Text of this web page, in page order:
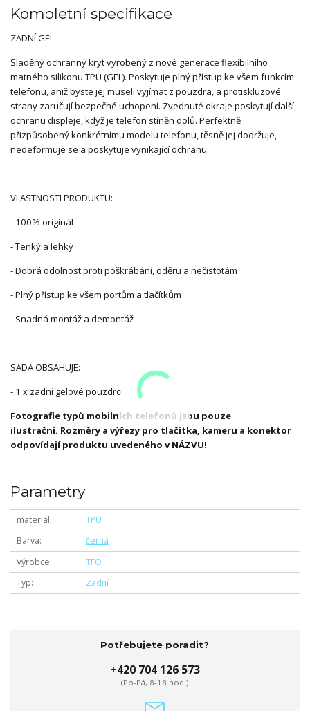
Kompletní specifikace
ZADNÍ GEL
Sladěný ochranný kryt vyrobený z nové generace flexibilního
matného silikonu TPU (GEL). Poskytuje plný přístup ke všem funkcím
telefonu, aniž byste jej museli vyjímat z pouzdra, a protiskluzové
strany zaručují bezpečné uchopení. Zvednuté okraje poskytují další
ochranu displeje, když je telefon stíněn dolů. Perfektně
přizpůsobený konkrétnímu modelu telefonu, těsně jej dodržuje,
nedeformuje se a poskytuje vynikající ochranu.
VLASTNOSTI PRODUKTU:
- 100% originál
- Tenký a lehký
- Dobrá odolnost proti poškrábání, oděru a nečistotám
- Plný přístup ke všem portům a tlačítkům
- Snadná montáž a demontáž
SADA OBSAHUJE:
- 1 x zadní gelové pouzdro
Fotografie typů mobilních telefonů jsou pouze
ilustrační. Rozměry a výřezy pro tlačítka, kameru a konektor
odpovídají produktu uvedeného v NÁZVU!
Parametry
materiál
TPU
Barva
černá
Výrobce
TFO
Typ
Zadní
Potřebujete poradit?
+420 704 126 573
(Po-Pá, 8-18 hod.)